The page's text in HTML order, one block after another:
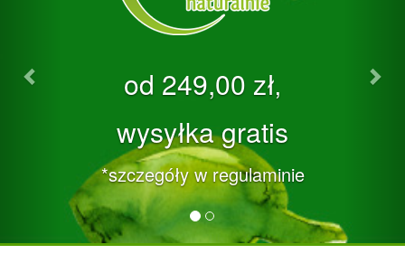
od 249,00 zł‚
wysyłka gratis
*szczegóły w regulaminie